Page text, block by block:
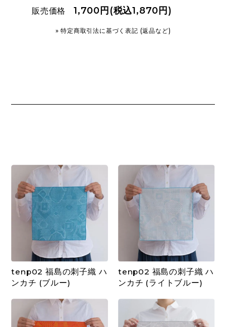
販売価格 1,700円(税込1,870円)
» 特定商取引法に基づく表記 (返品など)
tenp02 福島の刺子織 ハ
ンカチ (ブルー)
tenp02 福島の刺子織 ハ
ンカチ (ライトブルー)